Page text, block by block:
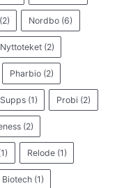
(2) Nordbo (6)
Nyttoteket (2)
Pharbio (2)
(1) Probi (2)
(2)
Relode (1)
Biotech (1)